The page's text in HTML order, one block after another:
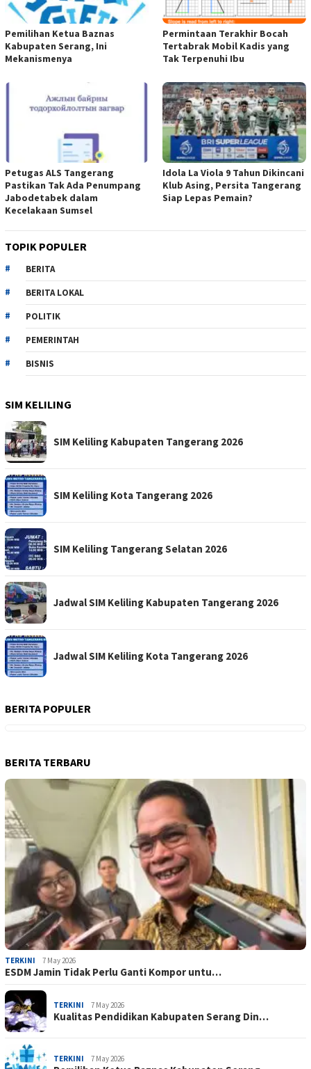
Pemilihan Ketua Baznas
Kabupaten Serang, Ini
Mekanismenya
Permintaan Terakhir Bocah
Tertabrak Mobil Kadis yang
Tak Terpenuhi Ibu
Petugas ALS Tangerang
Pastikan Tak Ada Penumpang
Jabodetabek dalam
Kecelakaan Sumsel
Idola La Viola 9 Tahun Dikincani
Klub Asing, Persita Tangerang
Siap Lepas Pemain?
TOPIK POPULER
BERITA
BERITA LOKAL
POLITIK
PEMERINTAH
BISNIS
SIM KELILING
SIM Keliling Kabupaten Tangerang 2026
SIM Keliling Kota Tangerang 2026
SIM Keliling Tangerang Selatan 2026
Jadwal SIM Keliling Kabupaten Tangerang 2026
Jadwal SIM Keliling Kota Tangerang 2026
BERITA POPULER
BERITA TERBARU
TERKINI 7 May 2026
ESDM Jamin Tidak Perlu Ganti Kompor untu…
TERKINI 7 May 2026
Kualitas Pendidikan Kabupaten Serang Din…
TERKINI 7 May 2026